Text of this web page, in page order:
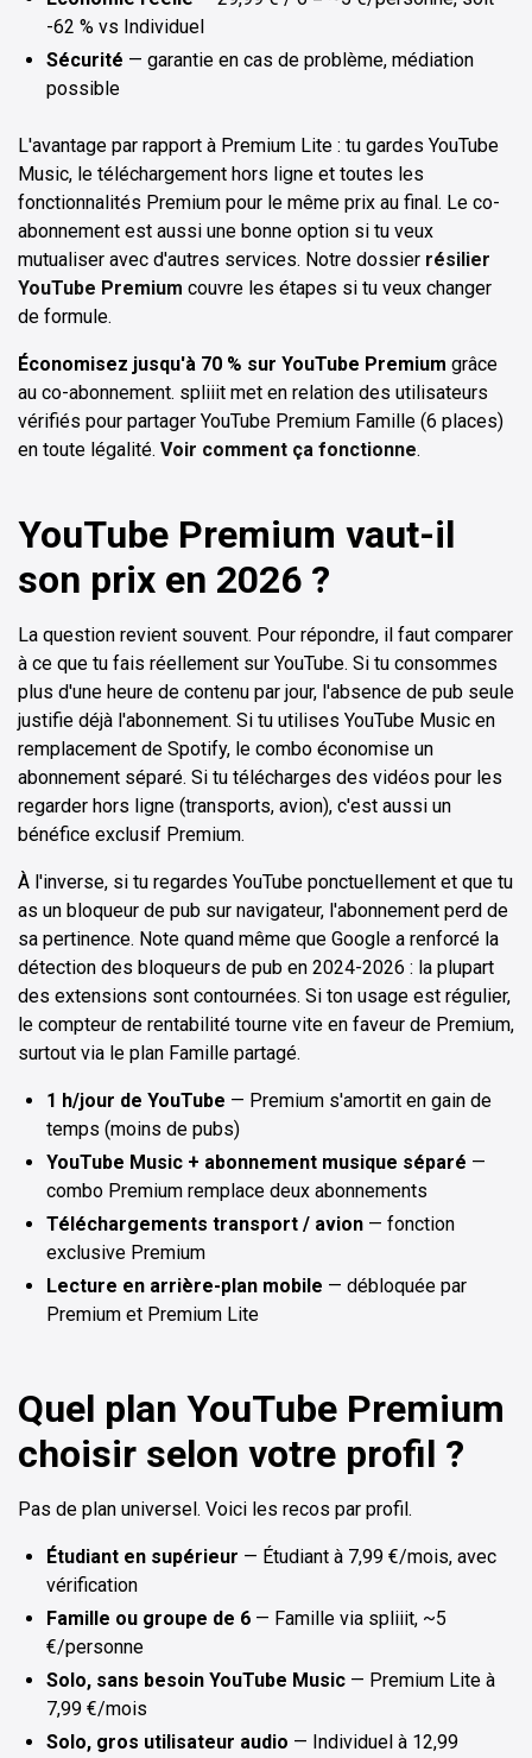
-62 % vs Individuel
Sécurité — garantie en cas de problème, médiation
possible
L'avantage par rapport à Premium Lite : tu gardes YouTube
Music, le téléchargement hors ligne et toutes les
fonctionnalités Premium pour le même prix au final. Le co-
abonnement est aussi une bonne option si tu veux
mutualiser avec d'autres services. Notre dossier résilier
YouTube Premium couvre les étapes si tu veux changer
de formule.
Économisez jusqu'à 70 % sur YouTube Premium grâce
au co-abonnement. spliiit met en relation des utilisateurs
vérifiés pour partager YouTube Premium Famille (6 places)
en toute légalité. Voir comment ça fonctionne.
YouTube Premium vaut-il
son prix en 2026 ?
La question revient souvent. Pour répondre, il faut comparer
à ce que tu fais réellement sur YouTube. Si tu consommes
plus d'une heure de contenu par jour, l'absence de pub seule
justifie déjà l'abonnement. Si tu utilises YouTube Music en
remplacement de Spotify, le combo économise un
abonnement séparé. Si tu télécharges des vidéos pour les
regarder hors ligne (transports, avion), c'est aussi un
bénéfice exclusif Premium.
À l'inverse, si tu regardes YouTube ponctuellement et que tu
as un bloqueur de pub sur navigateur, l'abonnement perd de
sa pertinence. Note quand même que Google a renforcé la
détection des bloqueurs de pub en 2024-2026 : la plupart
des extensions sont contournées. Si ton usage est régulier,
le compteur de rentabilité tourne vite en faveur de Premium,
surtout via le plan Famille partagé.
1 h/jour de YouTube — Premium s'amortit en gain de
temps (moins de pubs)
YouTube Music + abonnement musique séparé —
combo Premium remplace deux abonnements
Téléchargements transport / avion — fonction
exclusive Premium
Lecture en arrière-plan mobile — débloquée par
Premium et Premium Lite
Quel plan YouTube Premium
choisir selon votre profil ?
Pas de plan universel. Voici les recos par profil.
Étudiant en supérieur — Étudiant à 7,99 €/mois, avec
vérification
Famille ou groupe de 6 — Famille via spliiit, ~5
€/personne
Solo, sans besoin YouTube Music — Premium Lite à
7,99 €/mois
Solo, gros utilisateur audio — Individuel à 12,99